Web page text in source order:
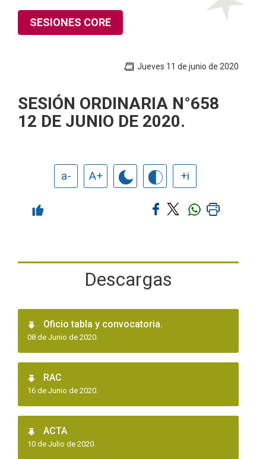
SESIONES CORE
Jueves 11 de junio de 2020
SESIÓN ORDINARIA N°658
12 DE JUNIO DE 2020.
a- A+ +i
Descargas
Oficio tabla y convocatoria.
08 de Junio de 2020.
RAC
16 de Junio de 2020.
ACTA
10 de Julio de 2020.